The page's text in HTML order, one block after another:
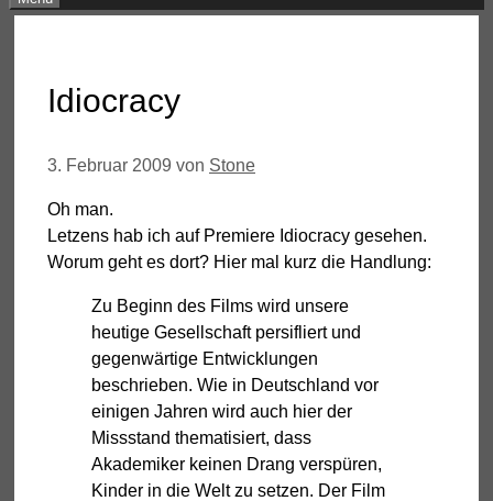
Idiocracy
3. Februar 2009 von Stone
Oh man.
Letzens hab ich auf Premiere Idiocracy gesehen.
Worum geht es dort? Hier mal kurz die Handlung:
Zu Beginn des Films wird unsere
heutige Gesellschaft persifliert und
gegenwärtige Entwicklungen
beschrieben. Wie in Deutschland vor
einigen Jahren wird auch hier der
Missstand thematisiert, dass
Akademiker keinen Drang verspüren,
Kinder in die Welt zu setzen. Der Film